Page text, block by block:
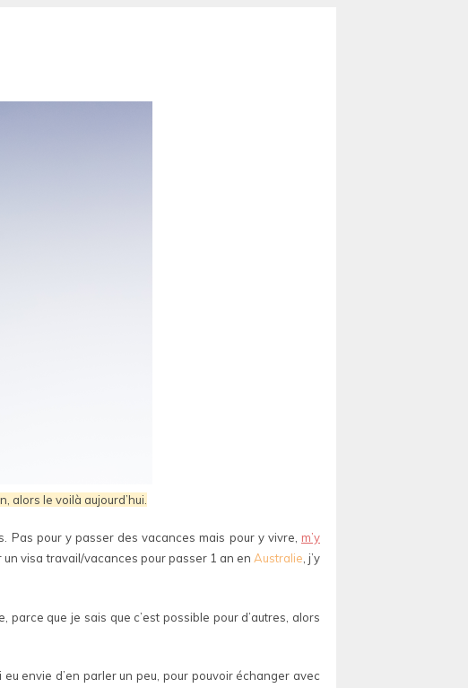
alors le voilà aujourd’hui.
Pas pour y passer des vacances mais pour y vivre, m’y
visa travail/vacances pour passer 1 an en Australie, j’y
parce que je sais que c’est possible pour d’autres, alors
envie d’en parler un peu, pour pouvoir échanger avec